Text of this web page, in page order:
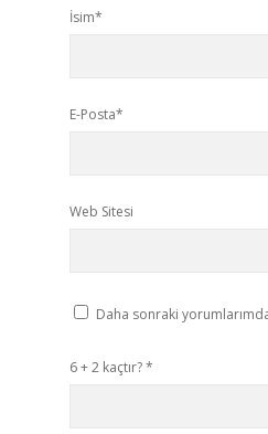
İsim*
E-Posta*
Web Sitesi
Daha sonraki
6 + 2 kaçtır?*